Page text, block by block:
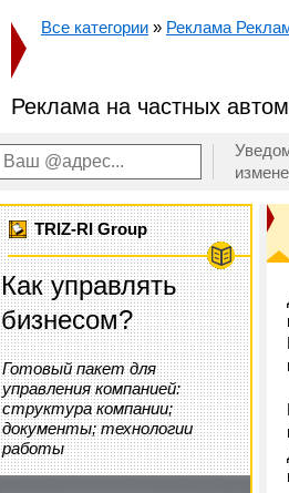
Все категории » Реклама
Реклама на частных
TRIZ-RI Group
Как управлять
бизнесом?
Готовый пакет для
управления компанией:
структура компании;
документы; технологии
работы